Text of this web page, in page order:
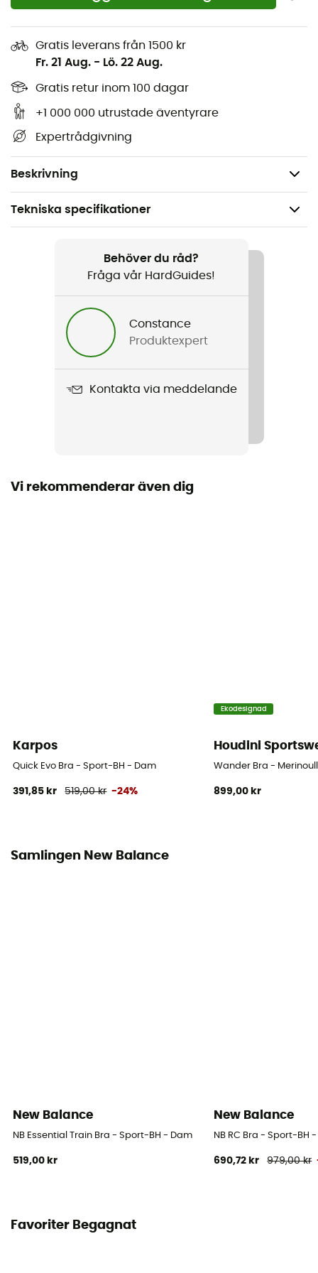
Gratis leverans från 1500 kr
Fr. 21 Aug. - Lö. 22 Aug.
Gratis retur inom 100 dagar
+1 000 000 utrustade äventyrare
Expertrådgivning
Beskrivning
Integrerade vadderingar
en personlig passform
Justerbara remmar för bekväm användning
Elastiskt band nedtill för stöd utan att strama åt för
Mjuka sömmar hjälper till att förebygga irritation
för en bekvämare passform
Tekniska specifikationer
Produktnamn
NB Essential Run Bra
Behöver du råd?
Fråga vår HardGuides!
Constance
Produktexpert
Kontakta via meddelande
Vi rekommenderar även dig
Karpos
Quick Evo Bra - Sport-BH - Dam
391,85 kr 519,00 kr -24%
Ekodesignad
Houdini
Wander Bra -
899,00 kr
Samlingen New Balance
New Balance
NB Essential Train Bra - Sport-BH - Dam
519,00 kr
New Balance
NB RC Bra - Sport-BH
690,72 kr 979,00 kr
Favoriter Begagnat